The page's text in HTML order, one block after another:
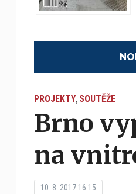
PROJEKTY, SOUTĚŽE
Brno
na
10. 8. 2017 16:15